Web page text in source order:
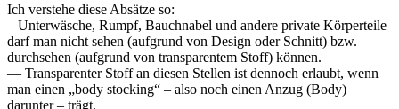
Ich verstehe diese Absätze so:
– Unterwäsche, Rumpf, Bauchnabel und andere private Körperteile
darf man nicht sehen (aufgrund von Design oder Schnitt) bzw.
durchsehen (aufgrund von transparentem Stoff) können.
— Transparenter Stoff an diesen Stellen ist dennoch erlaubt, wenn
man einen „body stocking“ – also noch einen Anzug (Body)
darunter – trägt.